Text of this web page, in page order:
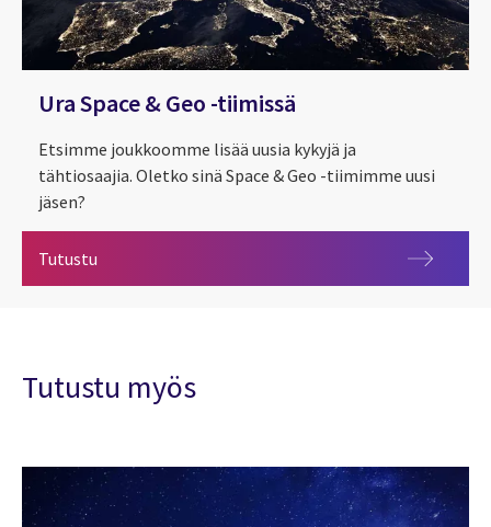
Ura Space & Geo -tiimissä
Etsimme joukkoomme lisää uusia kykyjä ja
tähtiosaajia. Oletko sinä Space & Geo -tiimimme uusi
jäsen?
Tutustu
Tutustu myös